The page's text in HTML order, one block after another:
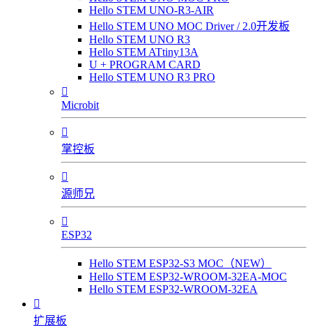
Hello STEM UNO-R3-AIR
Hello STEM UNO MOC Driver / 2.0开发板
Hello STEM UNO R3
Hello STEM ATtiny13A
U + PROGRAM CARD
Hello STEM UNO R3 PRO

Microbit

掌控板

源师兄

ESP32
Hello STEM ESP32-S3 MOC（NEW）
Hello STEM ESP32-WROOM-32EA-MOC
Hello STEM ESP32-WROOM-32EA

扩展板